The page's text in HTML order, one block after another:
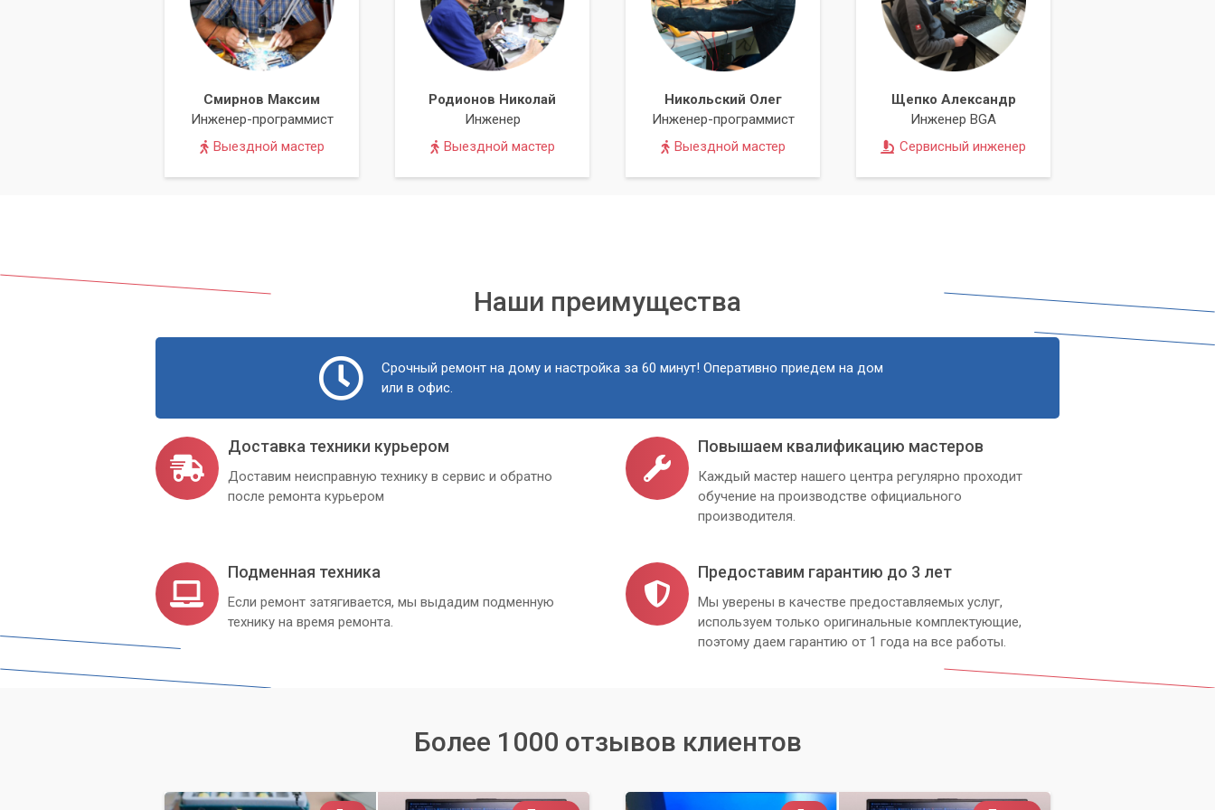
Смирнов Максим
Инженер-программист
Выездной мастер
Родионов Николай
Инженер
Выездной мастер
Никольский Олег
Инженер-программист
Выездной мастер
Щепко Александр
Инженер BGA
Сервисный инженер
Наши преимущества
Срочный ремонт на дому и настройка за 60 минут! Оперативно приедем на дом
или в офис.
Доставка техники курьером
Доставим неисправную технику в сервис и обратно
после ремонта курьером
Повышаем квалификацию мастеров
Каждый мастер нашего центра регулярно проходит
обучение на производстве официального
производителя.
Подменная техника
Если ремонт затягивается, мы выдадим подменную
технику на время ремонта.
Предоставим гарантию до 3 лет
Мы уверены в качестве предоставляемых услуг,
используем только оригинальные комплектующие,
поэтому даем гарантию от 1 года на все работы.
Более 1000 отзывов клиентов